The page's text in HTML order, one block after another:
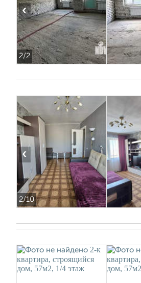
2/2
‹
2/10
‹